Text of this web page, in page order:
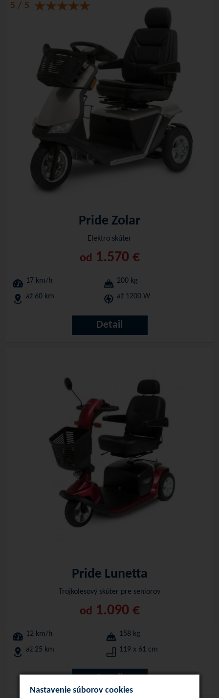
5 / 5
Pride Zolar
Elektro skúter
od 1.570 €
17 km/h
200 kg
až 60 km
až 1200 W
Detail
Pride Lunetta
Trojkolesový skúter pre seniorov
od 1.090 €
12 km/h
158 kg
až 25 km
119 x 61 cm
Detail
Nastavenie súborov cookies